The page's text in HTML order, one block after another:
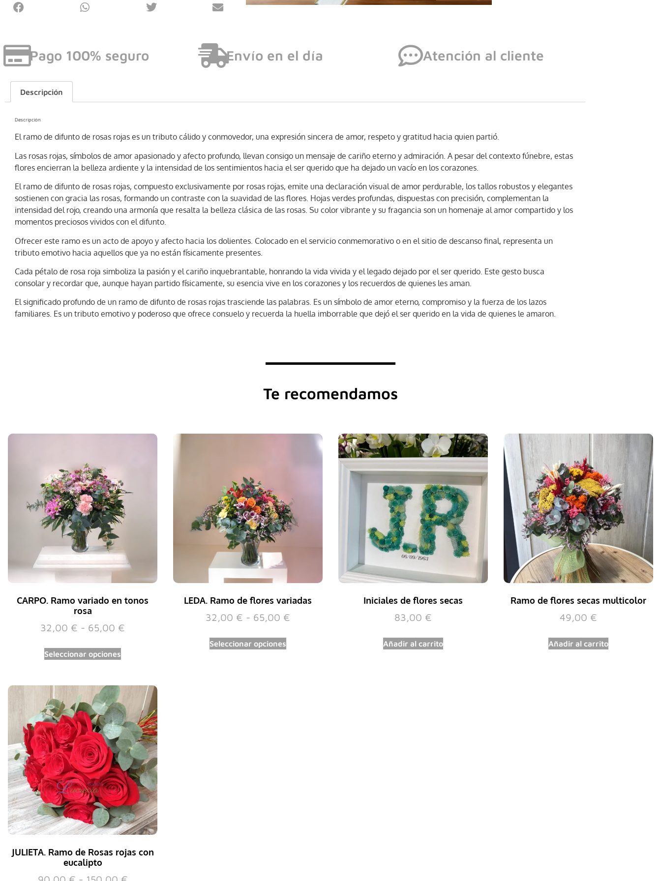
Pago 100% seguro Envío en el día Atención al cliente
Descripción
Descripción
El ramo de difunto de rosas rojas es un tributo cálido y conmovedor, una expresión sincera de amor, respeto y gratitud hacia quien partió.
Las rosas rojas, símbolos de amor apasionado y afecto profundo, llevan consigo un mensaje de cariño eterno y admiración. A pesar del contexto fúnebre, estas
flores encierran la belleza ardiente y la intensidad de los sentimientos hacia el ser querido que ha dejado un vacío en los corazones.
El ramo de difunto de rosas rojas, compuesto exclusivamente por rosas rojas, emite una declaración visual de amor perdurable, los tallos robustos y elegantes
sostienen con gracia las rosas, formando un contraste con la suavidad de las flores. Hojas verdes profundas, dispuestas con precisión, complementan la
intensidad del rojo, creando una armonía que resalta la belleza clásica de las rosas. Su color vibrante y su fragancia son un homenaje al amor compartido y los
momentos preciosos vividos con el difunto.
Ofrecer este ramo es un acto de apoyo y afecto hacia los dolientes. Colocado en el servicio conmemorativo o en el sitio de descanso final, representa un
tributo emotivo hacia aquellos que ya no están físicamente presentes.
Cada pétalo de rosa roja simboliza la pasión y el cariño inquebrantable, honrando la vida vivida y el legado dejado por el ser querido. Este gesto busca
consolar y recordar que, aunque hayan partido físicamente, su esencia vive en los corazones y los recuerdos de quienes les aman.
El significado profundo de un ramo de difunto de rosas rojas trasciende las palabras. Es un símbolo de amor eterno, compromiso y la fuerza de los lazos
familiares. Es un tributo emotivo y poderoso que ofrece consuelo y recuerda la huella imborrable que dejó el ser querido en la vida de quienes le amaron.
Te recomendamos
CARPO. Ramo variado en tonos
rosa
32,00 € - 65,00 €
Seleccionar opciones
LEDA. Ramo de flores variadas
32,00 € - 65,00 €
Seleccionar opciones
Iniciales de flores secas
83,00 €
Añadir al carrito
Ramo de flores secas multicolor
49,00 €
Añadir al carrito
JULIETA. Ramo de Rosas rojas con
eucalipto